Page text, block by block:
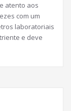
atento aos
com um
laboratoriais
e deve